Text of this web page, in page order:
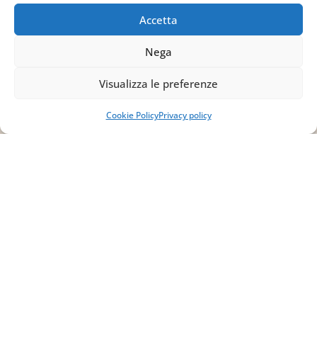
Accetta
Nega
Visualizza le preferenze
Cookie PolicyPrivacy policy
Email
info@studiopizzano.it